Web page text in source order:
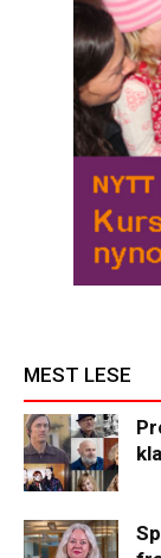
MEST LESE